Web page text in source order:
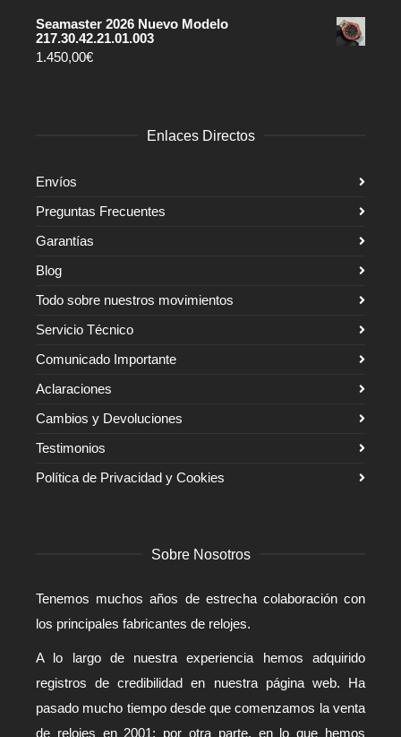
Seamaster 2026 Nuevo Modelo
217.30.42.21.01.003
1.450,00€
Enlaces Directos
Envíos
Preguntas Frecuentes
Garantías
Blog
Todo sobre nuestros movimientos
Servicio Técnico
Comunicado Importante
Aclaraciones
Cambios y Devoluciones
Testimonios
Política de Privacidad y Cookies
Sobre Nosotros
Tenemos muchos años de estrecha colaboración con
los principales fabricantes de relojes.
A lo largo de nuestra experiencia hemos adquirido
registros de credibilidad en nuestra página web. Ha
pasado mucho tiempo desde que comenzamos la venta
de relojes en 2001; por otra parte, en lo que hemos